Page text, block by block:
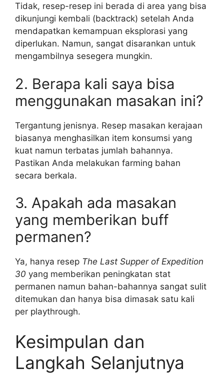
Tidak, resep-resep ini berada di area yang bisa
dikunjungi kembali (backtrack) setelah Anda
mendapatkan kemampuan eksplorasi yang
diperlukan. Namun, sangat disarankan untuk
mengambilnya sesegera mungkin.
2. Berapa kali saya bisa
menggunakan masakan ini?
Tergantung jenisnya. Resep masakan kerajaan
biasanya menghasilkan item konsumsi yang
kuat namun terbatas jumlah bahannya.
Pastikan Anda melakukan farming bahan
secara berkala.
3. Apakah ada masakan
yang memberikan buff
permanen?
Ya, hanya resep The Last Supper of Expedition
30 yang memberikan peningkatan stat
permanen namun bahan-bahannya sangat sulit
ditemukan dan hanya bisa dimasak satu kali
per playthrough.
Kesimpulan dan
Langkah Selanjutnya